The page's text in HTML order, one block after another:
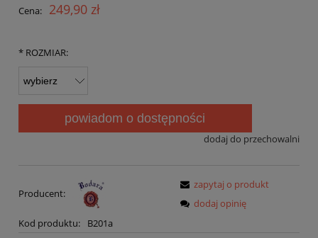
Cena: 249,90 zł
* ROZMIAR:
powiadom o dostępności
dodaj do przechowalni
Producent:
Kod produktu: B201a
zapytaj o produkt
dodaj opinię